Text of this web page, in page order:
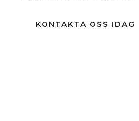
KONTAKTA OSS IDAG